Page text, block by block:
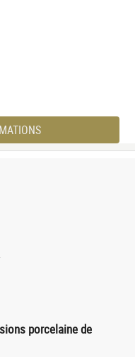
porcelaine de